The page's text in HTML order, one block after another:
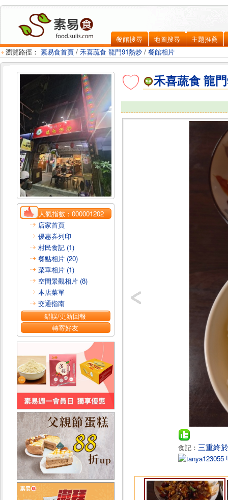
餐館搜尋 地圖搜尋
主題推薦
瀏覽路徑： 素易食首頁 / 禾喜蔬食 龍門91熱炒 / 餐館相片
人氣指數：000001202
店家首頁
優惠券列印
村民食記 (1)
餐點相片 (20)
菜單相片 (1)
空間景觀相片 (8)
本店菜單
交通指南
錯誤/更新回報
轉寄好友
禾喜蔬食 龍
食記： 三重終